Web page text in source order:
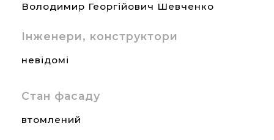
Володимир Георгійович Шевченко
Інженери, конструктори
невідомі
Стан фасаду
втомлений